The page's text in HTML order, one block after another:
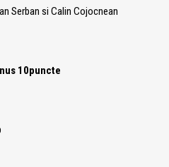
Serban si Calin Cojocnean
10puncte